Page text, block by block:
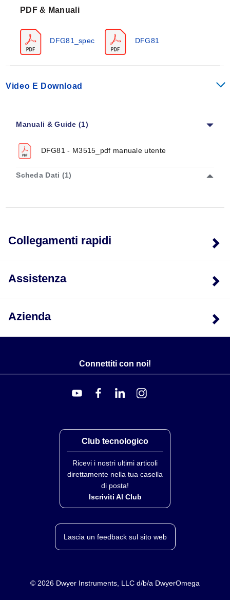
Precisione:
DFG81:
0,3%
DFG82:0,1%
Dimensioni:200 H x 67 L x 46 mm P (7.87 x 2.64 x
PDF & Manuali
DFG81_spec DFG81
Video E Download
Manuali & Guide (1)
DFG81 - M3515_pdf manuale utente
Scheda Dati (1)
Collegamenti rapidi
Assistenza
Azienda
Connettiti con noi!
Club tecnologico
Ricevi i nostri ultimi articoli
direttamente nella tua casella
di posta!
Iscriviti Al Club
Lascia un feedback sul sito web
© 2026 Dwyer Instruments, LLC d/b/a DwyerOmega